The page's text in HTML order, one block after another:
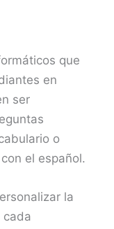
que
en
ser
o
el español.
la
cada